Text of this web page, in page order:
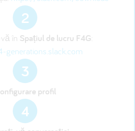
2
în Spațiul de lucru F4G:
generations.slack.com
3
profil
4